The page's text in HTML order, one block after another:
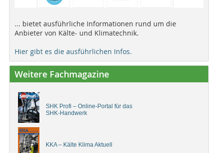
... bietet ausführliche Informationen rund um die
Anbieter von Kälte- und Klimatechnik.
Hier gibt es die ausführlichen Infos.
Weitere Fachmagazine
SHK Profi – Online-Portal für das
SHK-Handwerk
KKA – Kälte Klima Aktuell